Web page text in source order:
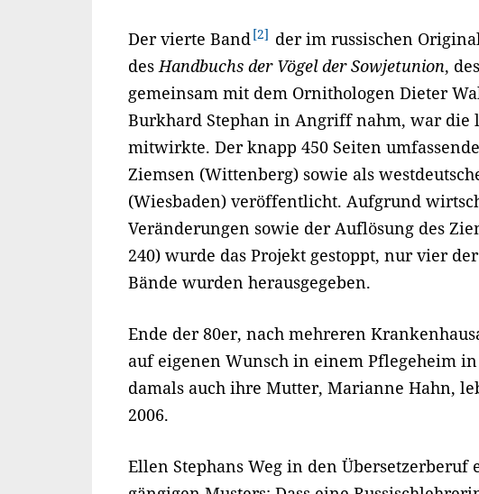
Der vierte Band 2
der im russischen
desHandbuchs der Vögel der Sowjetunion,
gemeinsam mit dem Ornithologen Dieter
Burkhard Stephan in Angriff nahm, war die
mitwirkte. Der knapp 450 Seiten
Ziemsen (Wittenberg) sowie als
(Wiesbaden) veröffentlicht. Aufgrund
Veränderungen sowie der Auflösung des
240) wurde das Projekt gestoppt, nur vier
Bände wurden herausgegeben.
Ende der 80er, nach mehreren
auf eigenen Wunsch in einem Pflegeheim
damals auch ihre Mutter, Marianne Hahn,
2006.
Ellen Stephans Weg in den